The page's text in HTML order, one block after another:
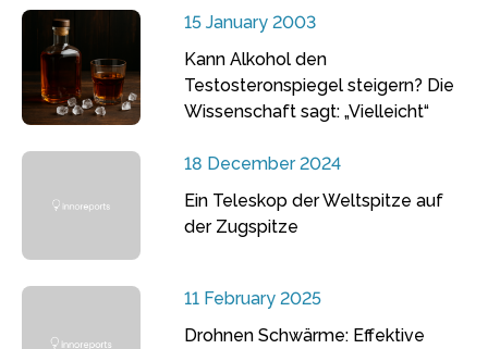
15 January 2003
Kann Alkohol den
Testosteronspiegel steigern? Die
Wissenschaft sagt: „Vielleicht“
18 December 2024
Ein Teleskop der Weltspitze auf
der Zugspitze
11 February 2025
Drohnen Schwärme: Effektive